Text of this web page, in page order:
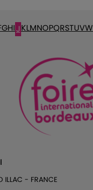
GHIJKLMNOPQRSTUVW
ILLAC - FRANCE